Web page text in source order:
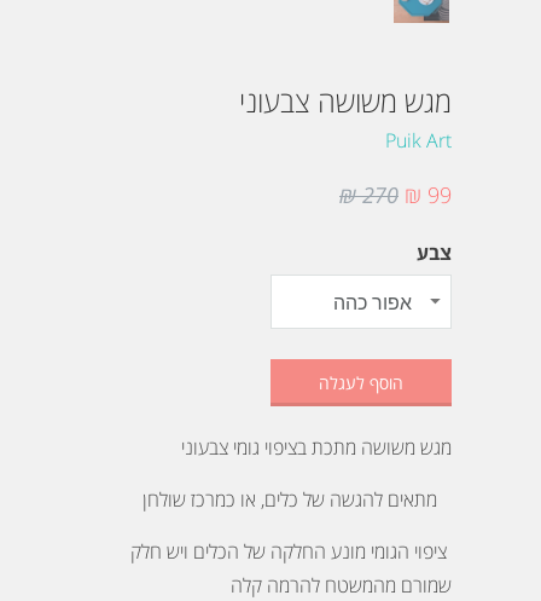
מגש משושה צבעוני
Puik Art
99 ₪
270 ₪
צבע
הוסף לעגלה
מגש משושה מתכת בציפוי גומי צבעוני
מתאים להגשה של כלים, או כמרכז שולחן
ציפוי הגומי מונע החלקה של הכלים ויש חלק
שמורם מהמשטח להרמה קלה